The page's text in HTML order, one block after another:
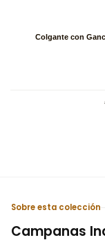
Colgante con
Sobre esta colección
Campanas